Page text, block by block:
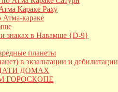
Караке Раху
Атма-караке
и знаках в Навамше {D-9}
планеты
в экзальтации и дебилитации
ДОМАХ
ГОРОСКОПЕ